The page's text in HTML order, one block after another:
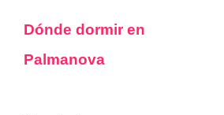
Dónde dormir en
Palmanova